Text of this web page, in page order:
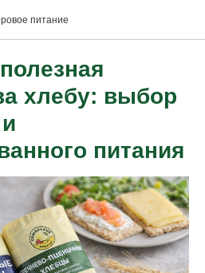
питание
хлебу: выбор
питания